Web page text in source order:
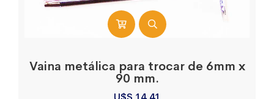
Vaina metálica para trocar de 6mm x
90 mm.